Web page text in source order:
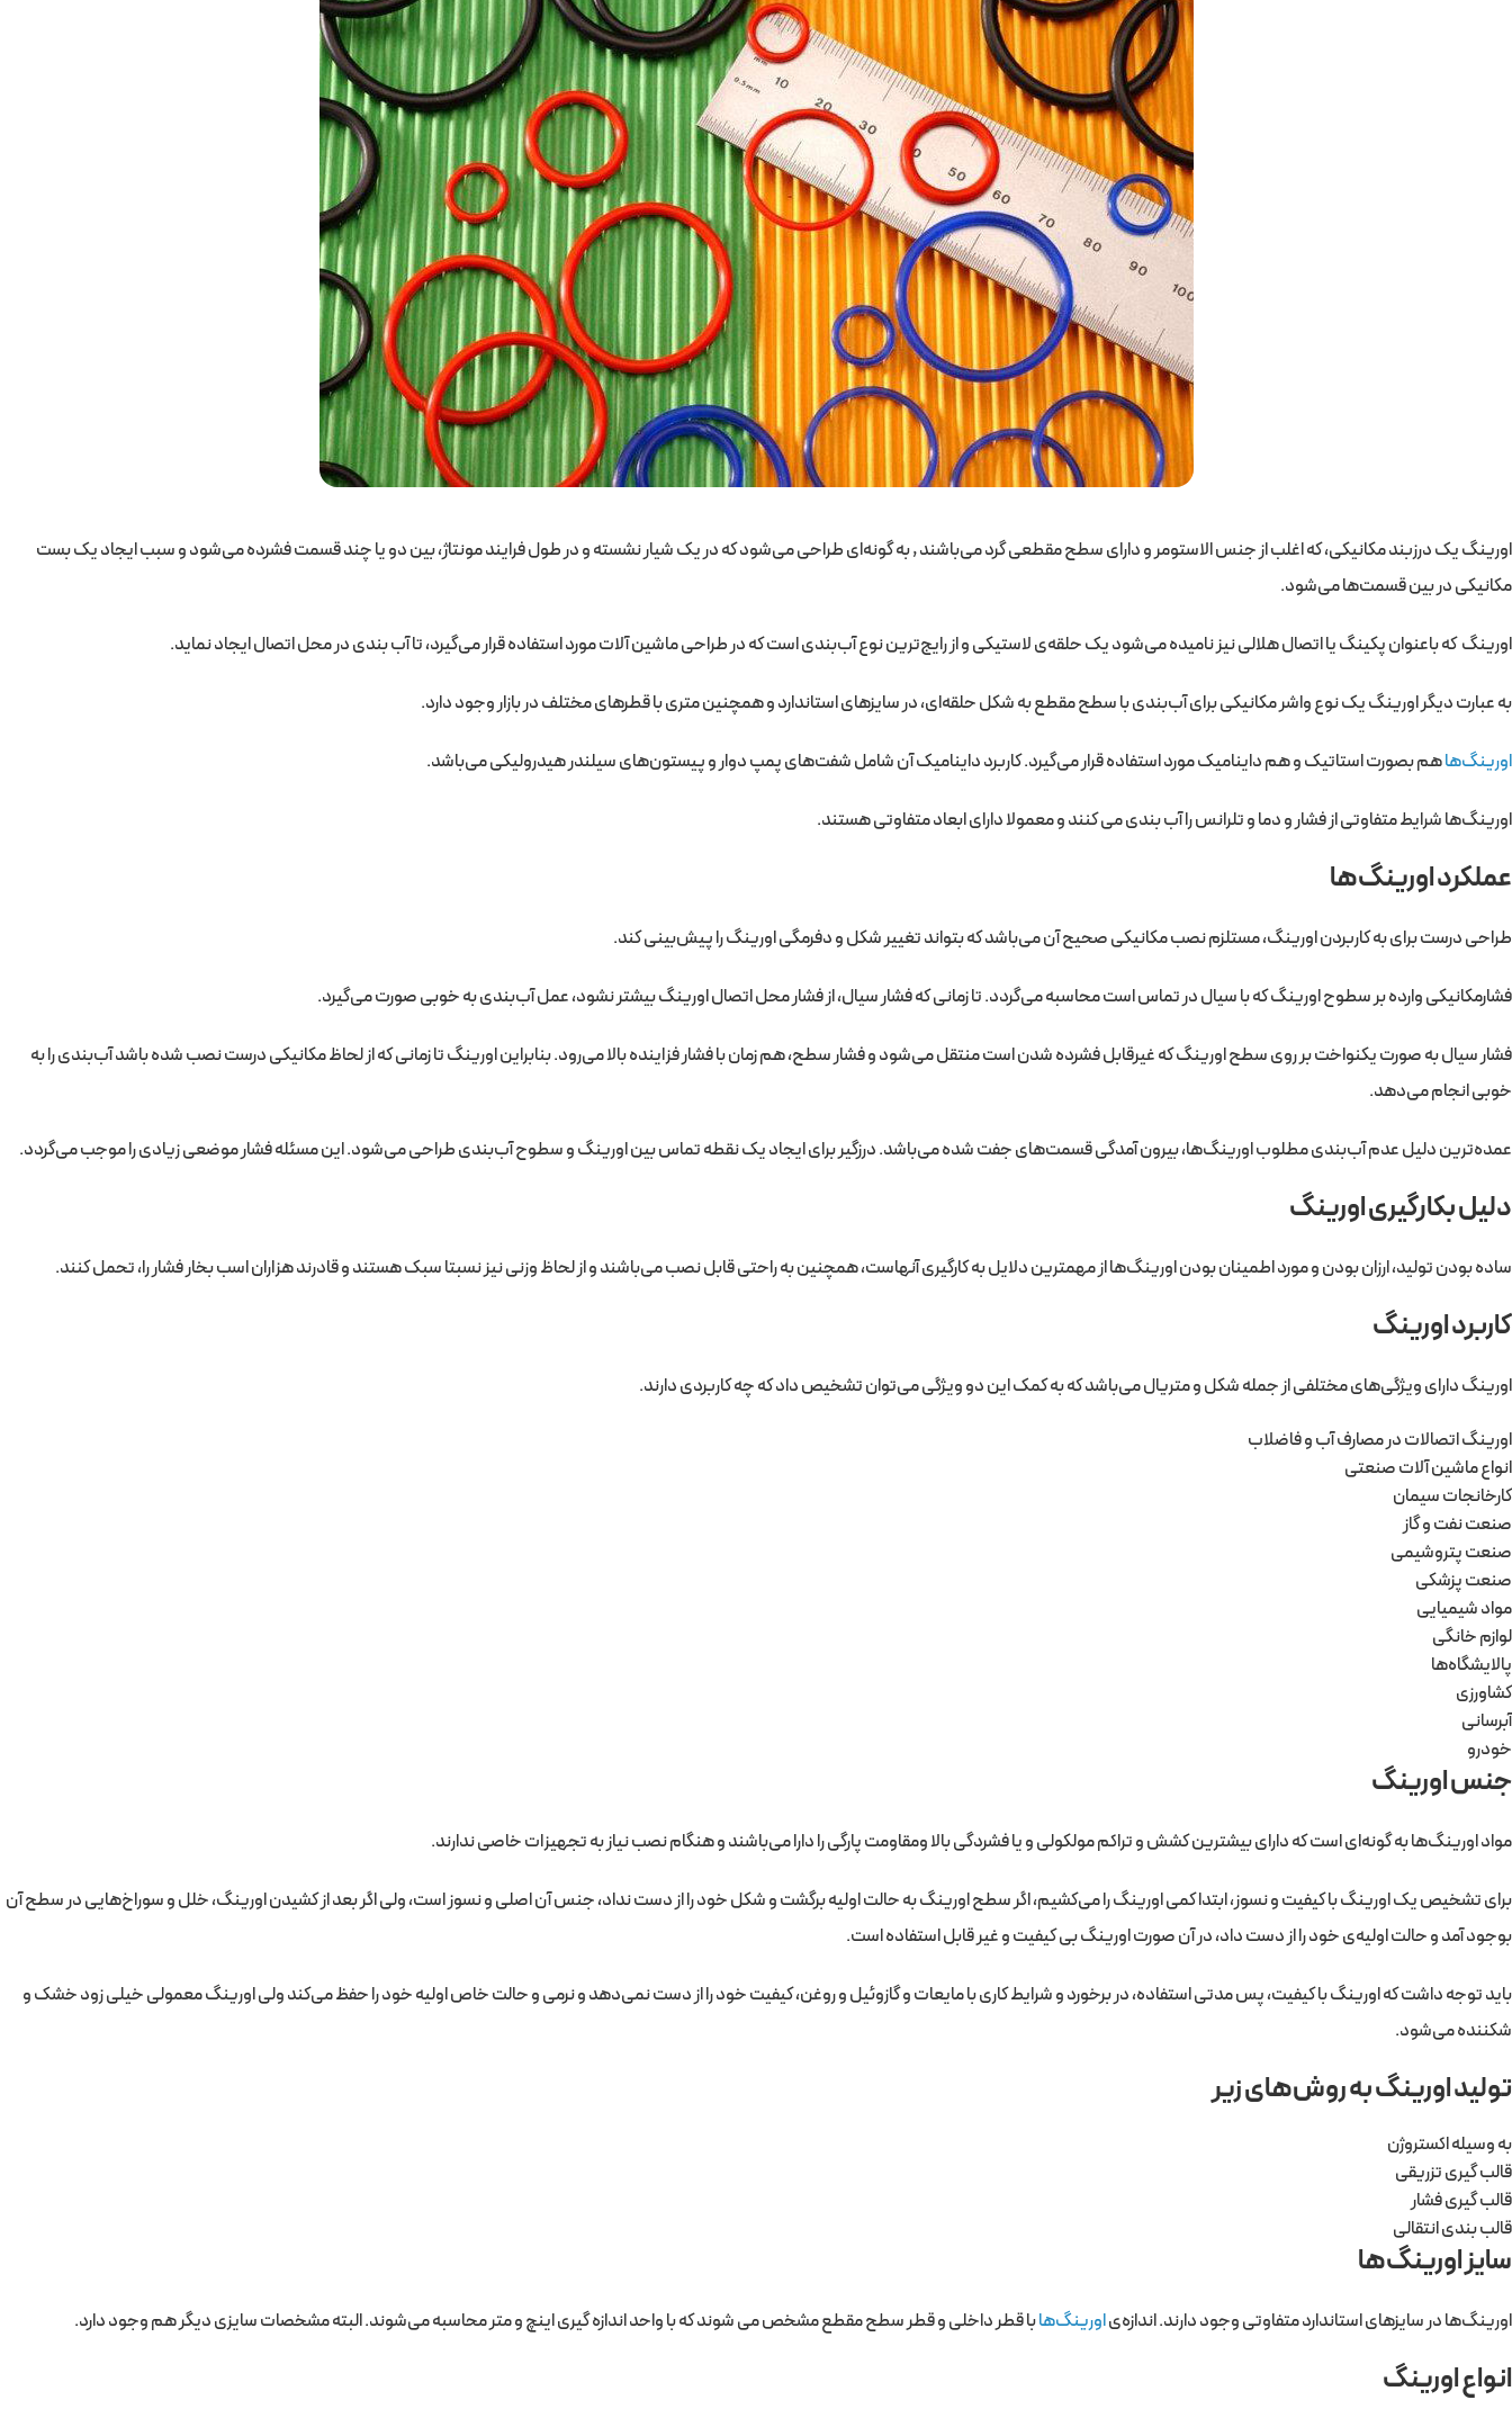
اورینگ یک درزبند مکانیکی، که اغلب از جنس الاستومر و دارای سطح مقطعی گرد می‌باشند , به گونه‌ای طراحی می‌شود که در یک شیار نشسته و در طول فرایند مونتاژ، بین دو یا چند قسمت فشرده می‌شود و سبب ایجاد یک بست
مکانیکی در بین قسمت‌ها می‌شود.
اورینگ که باعنوان پکینگ یا اتصال هلالی نیز نامیده می‌شود یک حلقه‌ی لاستیکی و از رایج‌ترین نوع آب‌بندی است که در طراحی ماشین آلات مورد استفاده قرار می‌گیرد، تا آب بندی در محل اتصال ایجاد نماید.
به عبارت دیگر اورینگ یک نوع واشر مکانیکی برای آب‌بندی با سطح مقطع به شکل حلقه‌ای، در سایزهای استاندارد و همچنین متری با قطرهای مختلف در بازار وجود دارد.
اورینگ‌هاهم بصورت استاتیک و هم داینامیک مورد استفاده قرار می‌گیرد. کاربرد داینامیک آن شامل شفت‌های پمپ دوار و پیستون‌های سیلندر هیدرولیکی می‌باشد.
اورینگ‌ها شرایط متفاوتی از فشار و دما و تلرانس را آب بندی می کنند و معمولا دارای ابعاد متفاوتی هستند.
عملکرد اورینگ‌ها
طراحی درست برای به کاربردن اورینگ، مستلزم نصب مکانیکی صحیح آن می‌باشد که بتواند تغییر شکل و دفرمگی اورینگ را پیش‌بینی کند.
فشارمکانیکی وارده بر سطوح اورینگ که با سیال در تماس است محاسبه می‌گردد. تا زمانی که فشار سیال، از فشار محل اتصال اورینگ بیشتر نشود، عمل آب‌بندی به خوبی صورت می‌گیرد.
فشار سیال به صورت یکنواخت بر روی سطح اورینگ که غیرقابل فشرده شدن است منتقل می‌شود و فشار سطح، هم زمان با فشار فزاینده بالا می‌رود. بنابراین اورینگ تا زمانی که از لحاظ مکانیکی درست نصب شده باشد آب‌بندی را به
خوبی انجام می‌دهد.
عمده‌ترین دلیل عدم آب‌بندی مطلوب اورینگ‌ها، بیرون آمدگی قسمت‌های جفت شده می‌باشد. درزگیر برای ایجاد یک نقطه تماس بین اورینگ و سطوح آب‌بندی طراحی می‌شود. این مسئله فشار موضعی زیادی را موجب می‌گردد.
دلیل بکارگیری اورینگ‌
ساده بودن تولید، ارزان بودن و مورد اطمینان بودن اورینگ‌ها از مهمترین دلایل به کارگیری آنهاست، همچنین به راحتی قابل نصب می‌باشند و از لحاظ وزنی نیز نسبتا سبک هستند و قادرند هزاران اسب بخار فشار را، تحمل کنند.
کاربرد اورینگ
اورینگ دارای ویژگی‌های مختلفی از جمله شکل و متریال می‌باشد که به کمک این دو ویژگی می‌توان تشخیص داد که چه کاربردی دارند.
اورینگ اتصالات در مصارف آب و فاضلاب
انواع ماشین آلات صنعتی
کارخانجات سیمان
صنعت نفت و گاز
صنعت پتروشیمی
صنعت پزشکی
مواد شیمیایی
لوازم خانگی
پالایشگاه‌ها
کشاورزی
آبرسانی
خودرو
جنس اورینگ
مواد اورینگ‌ها به گونه‌ای است که دارای بیشترین کشش و تراکم مولکولی و یا فشردگی بالا ومقاومت پارگی را دارا می‌باشند و هنگام نصب نیاز به تجهیزات خاصی ندارند.
برای تشخیص یک اورینگ با کیفیت و نسوز، ابتدا کمی اورینگ را می‌کشیم، اگر سطح اورینگ به حالت اولیه برگشت و شکل خود را از دست نداد، جنس آن اصلی و نسوز است، ولی اگر بعد از کشیدن اورینگ، خلل و سوراخ‌هایی در سطح آن
بوجود آمد و حالت اولیه‌ی خود را از دست داد، در آن صورت اورینگ بی کیفیت و غیر قابل استفاده است.
باید توجه داشت که اورینگ با کیفیت، پس مدتی استفاده، در برخورد و شرایط کاری با مایعات و گازوئیل و روغن، کیفیت خود را از دست نمی‌دهد و نرمی و حالت خاص اولیه خود را حفظ می‌کند ولی اورینگ معمولی خیلی زود خشک و
شکننده می‌شود.
تولید اورینگ به روش‌های زیر
به وسیله اکستروژن
قالب گیری تزریقی
قالب گیری فشار
قالب بندی انتقالی
سایز اورینگ‌ها
اورینگ‌ها در سایزهای استاندارد متفاوتی وجود دارند. اندازه‌یاورینگ‌هابا قطر داخلی و قطر سطح مقطع مشخص می شوند که با واحد اندازه گیری اینچ و متر محاسبه می‌شوند. البته مشخصات سایزی دیگر هم وجود دارد.
انواع اورینگ‌